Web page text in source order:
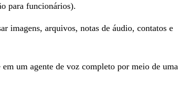
para funcionários).
imagens, arquivos, notas de áudio, contatos e
um agente de voz completo por meio de uma